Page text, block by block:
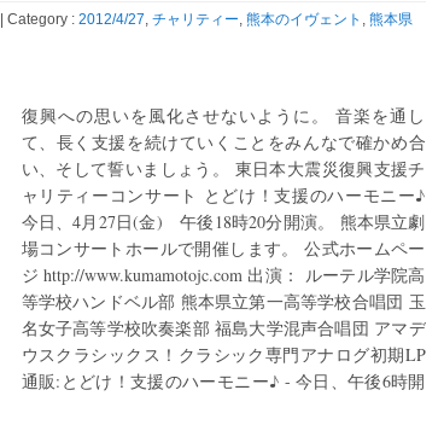
Category : 2012/4/27, チャリティー, 熊本のイヴェント , 熊本県
復興への思いを風化させないように。 音楽を通し
て、長く支援を続けていくことをみんなで確かめ合
い、そして誓いましょう。 東日本大震災復興支援チ
ャリティーコンサート とどけ！支援のハーモニー♪
今日、4月27日(金) 午後18時20分開演。 熊本県立劇
場コンサートホールで開催します。 公式ホームペー
ジ http://www.kumamotojc.com 出演： ルーテル学院高
等学校ハンドベル部 熊本県立第一高等学校合唱団 玉
名女子高等学校吹奏楽部 福島大学混声合唱団 アマデ
ウスクラシックス！クラシック専門アナログ初期LP
通販:とどけ！支援のハーモニー♪ - 今日、午後6時開
稿